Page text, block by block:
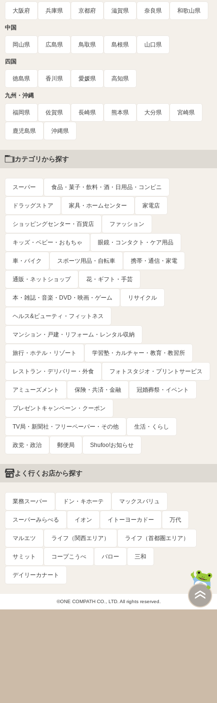
大阪府 兵庫県 京都府 滋賀県 奈良県 和歌山県
中国
岡山県 広島県 鳥取県 島根県 山口県
四国
徳島県 香川県 愛媛県 高知県
九州・沖縄
福岡県 佐賀県 長崎県 熊本県 大分県 宮崎県
鹿児島県 沖縄県
カテゴリから探す
スーパー 食品・菓子・飲料・酒・日用品・コンビニ
ドラッグストア 家具・ホームセンター 家電店
ショッピングセンター・百貨店 ファッション
キッズ・ベビー・おもちゃ 眼鏡・コンタクト・ケア用品
車・バイク スポーツ用品・自転車 携帯・通信・家電
通販・ネットショップ 花・ギフト・手芸
本・雑誌・音楽・DVD・映画・ゲーム リサイクル
ヘルス&ビューティ・フィットネス
マンション・戸建・リフォーム・レンタル収納
旅行・ホテル・リゾート 学習塾・カルチャー・教育・教習所
レストラン・デリバリー・外食 フォトスタジオ・プリントサービス
アミューズメント 保険・共済・金融 冠婚葬祭・イベント
プレゼントキャンペーン・クーポン
TV局・新聞社・フリーペーパー・その他 生活・くらし
政党・政治 郵便局 Shufoo!お知らせ
よく行くお店から探す
業務スーパー ドン・キホーテ マックスバリュ
スーパーみらべる イオン イトーヨーカドー 万代
マルエツ ライフ（関西エリア） ライフ（首都圏エリア）
サミット コープこうべ バロー 三和
デイリーカナート
©ONE COMPATH CO., LTD. All rights reserved.